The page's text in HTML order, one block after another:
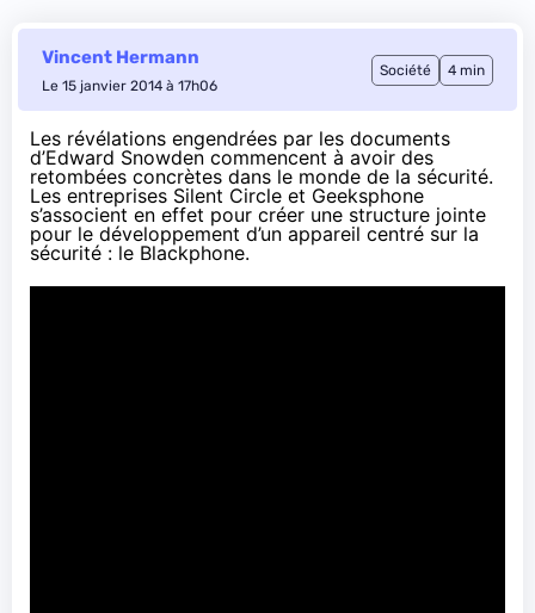
Vincent Hermann
Le 15 janvier 2014 à 17h06
Société 4 min
Les révélations engendrées par les documents
d’Edward Snowden commencent à avoir des
retombées concrètes dans le monde de la sécurité.
Les entreprises Silent Circle et Geeksphone
s’associent en effet pour créer une structure jointe
pour le développement d’un appareil centré sur la
sécurité : le Blackphone.